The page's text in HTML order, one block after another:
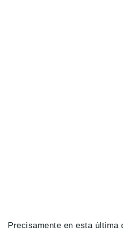
Precisamente en esta última